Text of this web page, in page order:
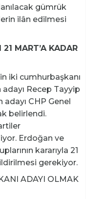
gümrük
ilân edilmesi
MART’A KADAR
iki cumhurbaşkanı
adayı Recep Tayyip
adayı CHP Genel
belirlendi.
Erdoğan ve
kararıyla 21
gerekiyor.
ADAYI OLMAK